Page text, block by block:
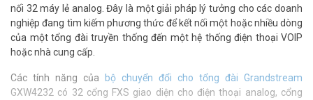
nối 32 máy lẻ analog. Đây là một giải pháp lý tưởng cho các doanh
nghiệp đang tìm kiếm phương thức để kết nối một hoặc nhiều dòng
của một tổng đài truyền thống đến một hệ thống điện thoại VOIP
hoặc nhà cung cấp.
Các tính năng của bộ chuyển đổi cho tổng đài Grandstream
GXW4232 có 32 cổng FXS giao diện cho điện thoại analog, cổng